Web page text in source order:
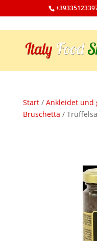
Start/ Ankleidet und
Bruschetta /